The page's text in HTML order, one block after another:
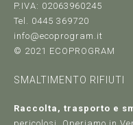
P.IVA: 02063960245
Tel. 0445 369720
info@ecoprogram.it
© 2021 ECOPROGRAM
SMALTIMENTO RIFIUTI
Raccolta, trasporto e